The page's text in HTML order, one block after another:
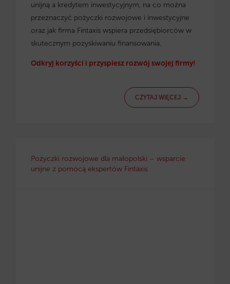
unijną a kredytem inwestycyjnym, na co można
przeznaczyć pożyczki rozwojowe i inwestycyjne
oraz jak firma Fintaxis wspiera przedsiębiorców w
skutecznym pozyskiwaniu finansowania.
Odkryj korzyści i przyspiesz rozwój swojej firmy!
CZYTAJ WIĘCEJ →
Pożyczki rozwojowe dla małopolski – wsparcie
unijne z pomocą ekspertów Fintaxis